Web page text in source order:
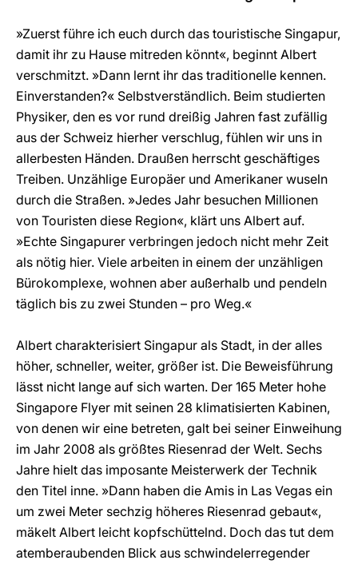
»Zuerst führe ich euch durch das touristische Singapur,
damit ihr zu Hause mitreden könnt«, beginnt Albert
verschmitzt. »Dann lernt ihr das traditionelle kennen.
Einverstanden?« Selbstverständlich. Beim studierten
Physiker, den es vor rund dreißig Jahren fast zufällig
aus der Schweiz hierher verschlug, fühlen wir uns in
allerbesten Händen. Draußen herrscht geschäftiges
Treiben. Unzählige Europäer und Amerikaner wuseln
durch die Straßen. »Jedes Jahr besuchen Millionen
von Touristen diese Region«, klärt uns Albert auf.
»Echte Singapurer verbringen jedoch nicht mehr Zeit
als nötig hier. Viele arbeiten in einem der unzähligen
Bürokomplexe, wohnen aber außerhalb und pendeln
täglich bis zu zwei Stunden – pro Weg.«
Albert charakterisiert Singapur als Stadt, in der alles
höher, schneller, weiter, größer ist. Die Beweisführung
lässt nicht lange auf sich warten. Der 165 Meter hohe
Singapore Flyer mit seinen 28 klimatisierten Kabinen,
von denen wir eine betreten, galt bei seiner Einweihung
im Jahr 2008 als größtes Riesenrad der Welt. Sechs
Jahre hielt das imposante Meisterwerk der Technik
den Titel inne. »Dann haben die Amis in Las Vegas ein
um zwei Meter sechzig höheres Riesenrad gebaut«,
mäkelt Albert leicht kopfschüttelnd. Doch das tut dem
atemberaubenden Blick aus schwindelerregender